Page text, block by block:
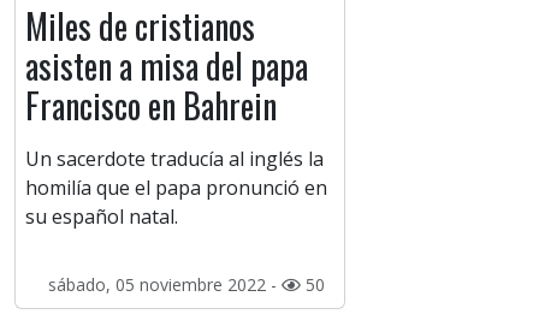
Miles de cristianos
asisten a misa del papa
Francisco en Bahrein
Un sacerdote traducía al inglés la
homilía que el papa pronunció en
su español natal.
sábado, 05 noviembre 2022 - 50